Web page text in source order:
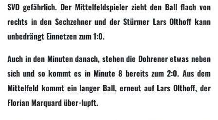
SVD gefährlich. Der Mittelfeldspieler zieht den Ball flach von
rechts in den Sechzehner und der Stürmer Lars Olthoff kann
unbedrängt Einnetzen zum 1:0.
Auch in den Minuten danach, stehen die Dohrener etwas neben
sich und so kommt es in Minute 8 bereits zum 2:0. Aus dem
Mittelfeld kommt ein langer Ball, erneut auf Lars Olthoff, der
Florian Marquard über-lupft.